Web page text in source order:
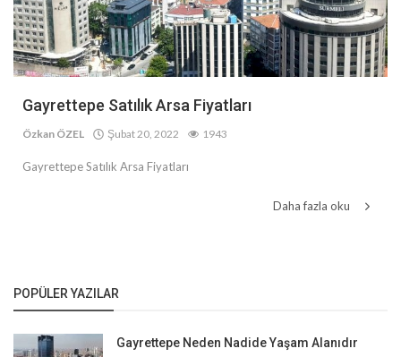
Türkçe
Gayrettepe Satılık Arsa Fiyatları
Özkan ÖZEL Şubat 20, 2022 1943
Gayrettepe Satılık Arsa Fiyatları
Daha fazla oku
POPÜLER YAZILAR
Gayrettepe Neden Nadide Yaşam Alanıdır